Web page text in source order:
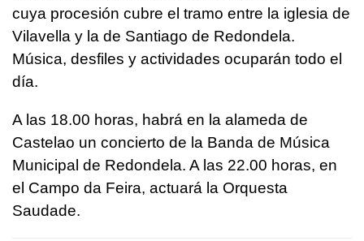
cuya procesión cubre el tramo entre la iglesia de
Vilavella y la de Santiago de Redondela.
Música, desfiles y actividades ocuparán todo el
día.
A las 18.00 horas, habrá en la alameda de
Castelao un concierto de la Banda de Música
Municipal de Redondela. A las 22.00 horas, en
el Campo da Feira, actuará la Orquesta
Saudade.